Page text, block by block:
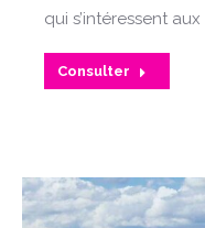
qui s’intéressent
Consulter